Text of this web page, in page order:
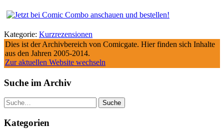
Kategorie: Kurzrezensionen
Dies ist der Archivbereich von Comicgate. Hier finden sich Inhalte
aus den Jahren 2005-2014.
Zur aktuellen Website wechseln
Suche im Archiv
Suche
Kategorien